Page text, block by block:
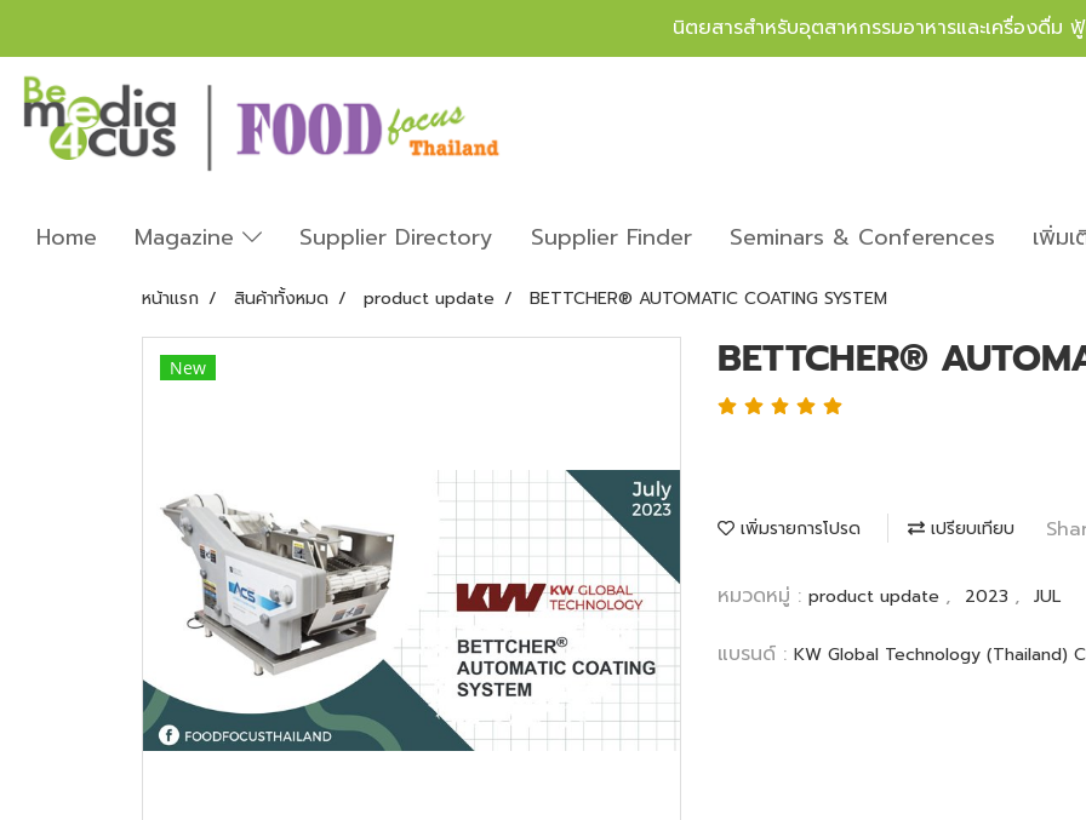
นิตยสารสำหรับอุตสาหกรรมอาหารและเครื่องดื่ม
Home Magazine Supplier Directory Supplier Finder Seminars & Conferences เพิ่มเ
หน้าแรก สินค้าทั้งหมด product update BETTCHER® AUTOMATIC COATING SYSTEM
New BETTCHER®
เพิ่มรายการโปรด เปรียบเทียบ
หมวดหมู่ : product update , 2023 , JUL
แบรนด์ : KW Global Technology (Thailand)